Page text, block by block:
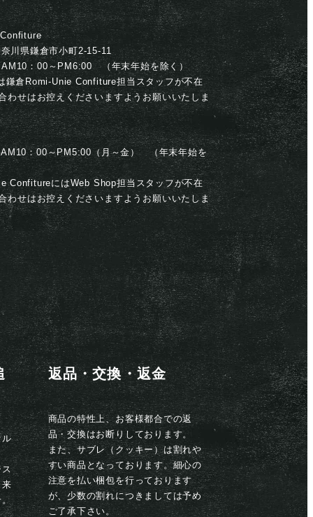
川県鎌倉市小町2-15-11
：00～PM6:00 （年末年始を除く）
倉Romi-Unie Confiture担当スタッフが不在
わせはお控えくださいますようお願いいたしま
：00～PM5:00（月～金） （年末年始を
ConfitureにはWeb Shop担当スタッフが不在
わせはお控えくださいますようお願いいたしま
ル
返品・交換・返金
商品の特性上、お客様都合での返
品・交換はお断りしております。
また、サブレ（クッキー）は割れや
すい商品となっております。細心の
注意を払い梱包を行っております
が、少数の割れにつきましては予め
ご了承下さい。